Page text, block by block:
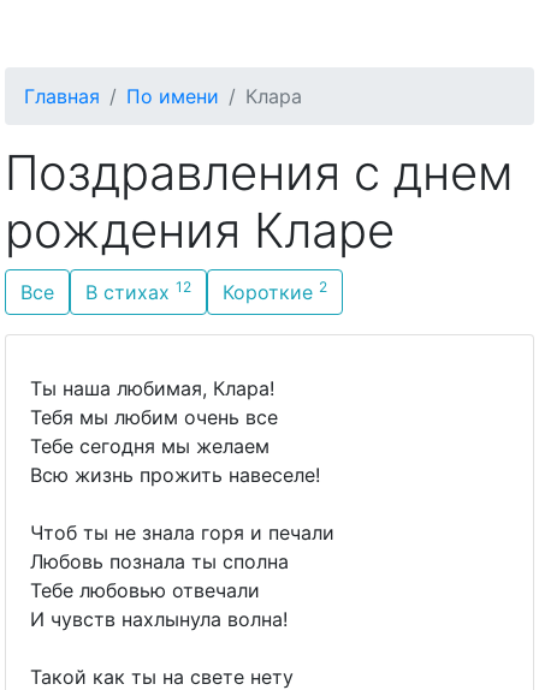
Главная По имени Клара
Поздравления с днем
рождения Кларе
Все В стихах 12 Короткие 2
Ты наша любимая, Клара!
Тебя мы любим очень все
Тебе сегодня мы желаем
Всю жизнь прожить навеселе!
Чтоб ты не знала горя и печали
Любовь познала ты сполна
Тебе любовью отвечали
И чувств нахлынула волна!
Такой как ты на свете нету